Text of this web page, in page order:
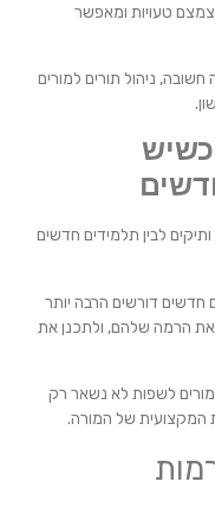
טעויות ומאפשר
ניהול תורים למורים
לבין תלמידים חדשים
חדשים דורשים הרבה יותר
את הרמה שלהם, ולתכנן את
לשפות לא נשאר רק
המקצועית של המורה.